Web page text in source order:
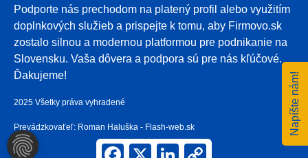
Facebook
X LinkedIn
Podporte nás prechodom na platený profil alebo využitím
doplnkových služieb a prispejte k tomu, aby Firmovo.sk
zostalo silnou a modernou platformou pre podnikanie na
Slovensku. Vaša dôvera a podpora sú pre nás kľúčové.
Ďakujeme!
2025 Všetky práva vyhradené
Prevádzkovaťeľ: Roman Haluška - Flash-web.sk Napíšte nám!
NASTAVENIA COOKIES